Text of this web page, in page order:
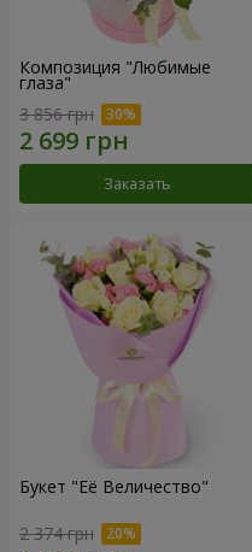
Композиция "Любимые
глаза"
3 856 грн
Заказать
Букет "Её Величество"
2 374 грн